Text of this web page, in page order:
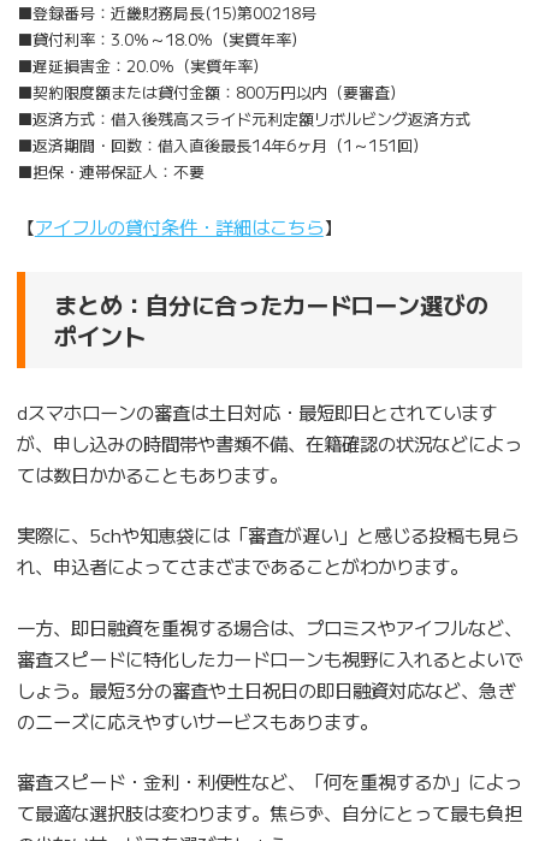
■登録番号：近畿財務局長(15)第00218号
■貸付利率：3.0％～18.0％（実質年率）
■遅延損害金：20.0％（実質年率）
■契約限度額または貸付金額：800万円以内（要審査）
■返済方式：借入後残高スライド元利定額リボルビング返済方式
■返済期間・回数：借入直後最長14年6ヶ月（1～151回）
■担保・連帯保証人：不要
【アイフルの貸付条件・詳細はこちら】
まとめ：自分に合ったカードローン選びの
ポイント
dスマホローンの審査は土日対応・最短即日とされています
が、申し込みの時間帯や書類不備、在籍確認の状況などによっ
ては数日かかることもあります。
実際に、5chや知恵袋には「審査が遅い」と感じる投稿も見ら
れ、申込者によってさまざまであることがわかります。
一方、即日融資を重視する場合は、プロミスやアイフルなど、
審査スピードに特化したカードローンも視野に入れるとよいで
しょう。最短3分の審査や土日祝日の即日融資対応など、急ぎ
のニーズに応えやすいサービスもあります。
審査スピード・金利・利便性など、「何を重視するか」によっ
て最適な選択肢は変わります。焦らず、自分にとって最も負担